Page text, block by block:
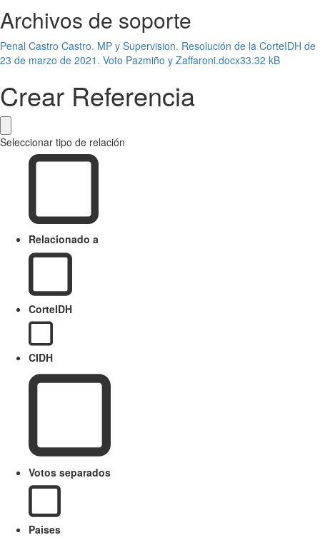
Archivos de soporte
Penal Castro Castro. MP y Supervision. Resolución de la CorteIDH de
23 de marzo de 2021. Voto Pazmiño y Zaffaroni.docx33.32 kB
Crear Referencia
Seleccionar tipo de relación
Relacionado a
CorteIDH
CIDH
Votos separados
Paises